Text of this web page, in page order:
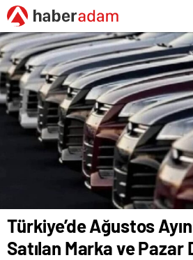
Türkiye’de Ağustos
Satılan Marka ve Pazar